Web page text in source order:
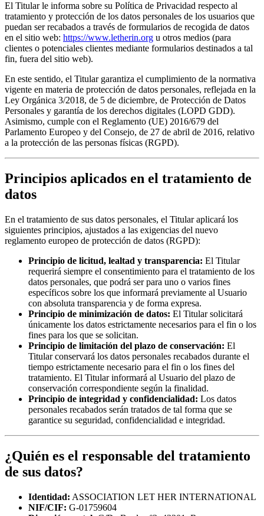
El Titular le informa sobre su Política de Privacidad respecto al
tratamiento y protección de los datos personales de los usuarios que
puedan ser recabados a través de formularios de recogida de datos
en el sitio web: https://www.letherin.org u otros medios (para
clientes o potenciales clientes mediante formularios destinados a tal
fin, fuera del sitio web).
En este sentido, el Titular garantiza el cumplimiento de la normativa
vigente en materia de protección de datos personales, reflejada en la
Ley Orgánica 3/2018, de 5 de diciembre, de Protección de Datos
Personales y garantía de los derechos digitales (LOPD GDD).
Asimismo, cumple con el Reglamento (UE) 2016/679 del
Parlamento Europeo y del Consejo, de 27 de abril de 2016, relativo
a la protección de las personas físicas (RGPD).
Principios aplicados en el tratamiento de
datos
En el tratamiento de sus datos personales, el Titular aplicará los
siguientes principios, ajustados a las exigencias del nuevo
reglamento europeo de protección de datos (RGPD):
Principio de licitud, lealtad y transparencia: El Titular
requerirá siempre el consentimiento para el tratamiento de los
datos personales, que podrá ser para uno o varios fines
específicos sobre los que informará previamente al Usuario
con absoluta transparencia y de forma expresa.
Principio de minimización de datos: El Titular solicitará
únicamente los datos estrictamente necesarios para el fin o los
fines para los que se solicitan.
Principio de limitación del plazo de conservación: El
Titular conservará los datos personales recabados durante el
tiempo estrictamente necesario para el fin o los fines del
tratamiento. El Titular informará al Usuario del plazo de
conservación correspondiente según la finalidad.
Principio de integridad y confidencialidad: Los datos
personales recabados serán tratados de tal forma que se
garantice su seguridad, confidencialidad e integridad.
¿Quién es el responsable del tratamiento
de sus datos?
Identidad: ASSOCIATION LET HER INTERNATIONAL
NIF/CIF: G-01759604